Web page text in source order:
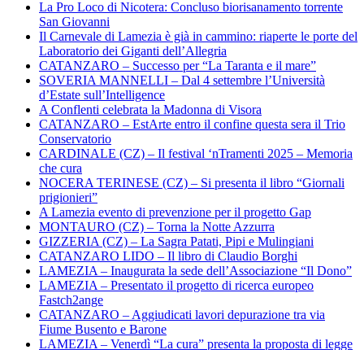
La Pro Loco di Nicotera: Concluso biorisanamento torrente
San Giovanni
Il Carnevale di Lamezia è già in cammino: riaperte le porte del
Laboratorio dei Giganti dell’Allegria
CATANZARO – Successo per “La Taranta e il mare”
SOVERIA MANNELLI – Dal 4 settembre l’Università
d’Estate sull’Intelligence
A Conflenti celebrata la Madonna di Visora
CATANZARO – EstArte entro il confine questa sera il Trio
Conservatorio
CARDINALE (CZ) – Il festival ‘nTramenti 2025 – Memoria
che cura
NOCERA TERINESE (CZ) – Si presenta il libro “Giornali
prigionieri”
A Lamezia evento di prevenzione per il progetto Gap
MONTAURO (CZ) – Torna la Notte Azzurra
GIZZERIA (CZ) – La Sagra Patati, Pipi e Mulingiani
CATANZARO LIDO – Il libro di Claudio Borghi
LAMEZIA – Inaugurata la sede dell’Associazione “Il Dono”
LAMEZIA – Presentato il progetto di ricerca europeo
Fastch2ange
CATANZARO – Aggiudicati lavori depurazione tra via
Fiume Busento e Barone
LAMEZIA – Venerdì “La cura” presenta la proposta di legge